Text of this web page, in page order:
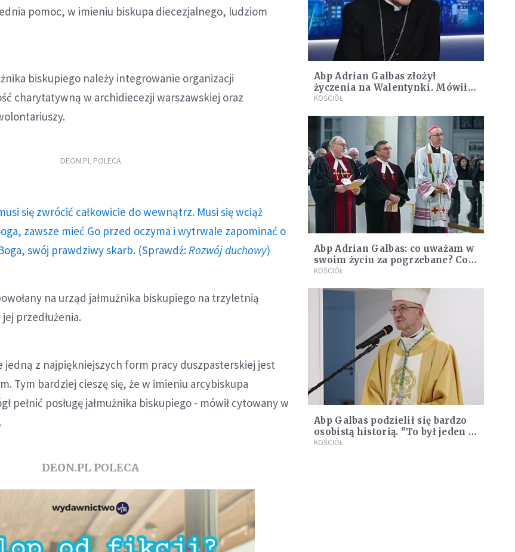
pomoc, w imieniu biskupa diecezjalnego, ludziom
biskupiego należy integrowanie organizacji
charytatywną w archidiecezji warszawskiej oraz
DEON.PL POLECA
się zwrócić całkowicie do wewnątrz. Musi się wciąż
zawsze mieć Go przed oczyma i wytrwale zapominać o
swój prawdziwy skarb. (Sprawdź: Rozwój duchowy)
na urząd jałmużnika biskupiego na trzyletnią
przedłużenia.
jedną z najpiękniejszych form pracy duszpasterskiej jest
Tym bardziej cieszę się, że w imieniu arcybiskupa
pełnić posługę jałmużnika biskupiego - mówił cytowany w
DEON.PL POLECA
Abp Adrian Galbas złożył
życzenia na Walentynki. Mówił o
"jednym z najbardziej smutnych
KOŚCIÓŁ
Abp Adrian Galbas: co uważam w
swoim życiu za pogrzebane? Co
jest "trupem, który cuchnie"?
KOŚCIÓŁ
Abp Galbas podzielił się bardzo
osobistą historią. "To był jeden z
ludzi, który najwięcej mi w życiu
KOŚCIÓŁ